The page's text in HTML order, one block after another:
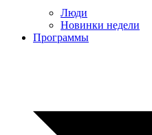
Люди
Новинки недели
Программы